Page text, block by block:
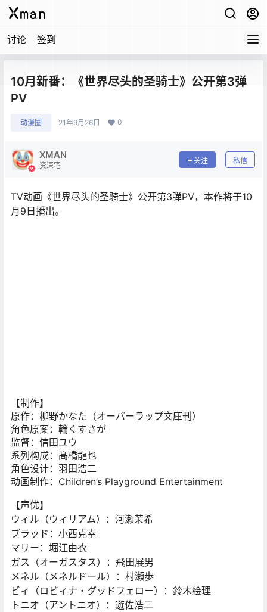
讨论 签到
10月新番：《世界尽头的圣骑士》公开第3弹
PV
动漫圈 21年9月26日 0
XMAN
资深宅
关注 私信
TV动画《世界尽头的圣骑士》公开第3弹PV，本作将于10
月9日播出。
【制作】
原作：柳野かなた（オーバーラップ文庫刊）
角色原案：輪くすさが
监督：信田ユウ
系列构成：髙橋龍也
角色设计：羽田浩二
动画制作：Children’s Playground Entertainment
【声优】
ウィル（ウィリアム）：河瀬茉希
ブラッド：小西克幸
マリー：堀江由衣
ガス（オーガスタス）：飛田展男
メネル（メネルドール）：村瀬歩
ビィ（ロビィナ・グッドフェロー）：鈴木絵理
トニオ（アントニオ）：遊佐浩二